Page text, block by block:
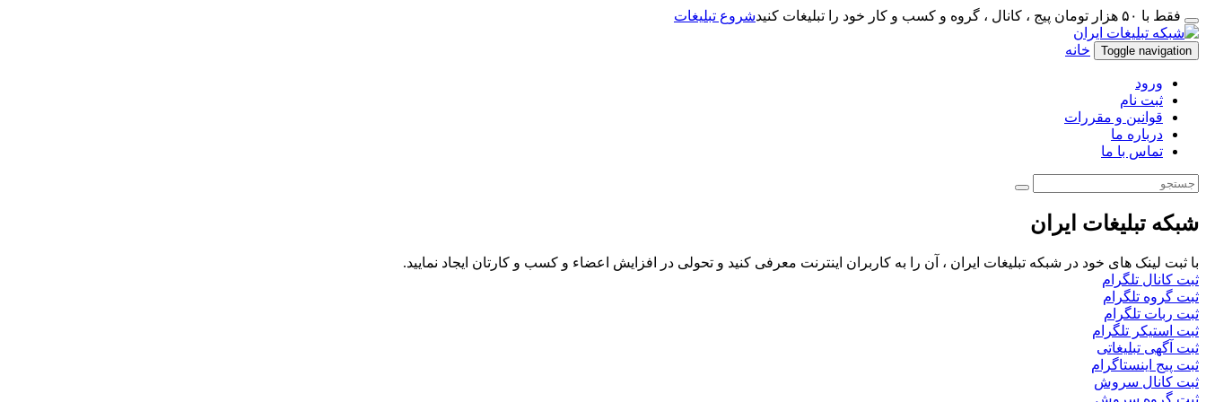
فقط با ۵۰ هزار تومان پیج ، کانال ، گروه و کسب و کار خود را تبلیغات کنید شروع تبلیغات
Toggle navigation خانه
ورود
ثبت نام
قوانین و مقررات
درباره ما
تماس با ما
شبکه تبلیغات ایران
با ثبت لینک های خود در شبکه تبلیغات ایران ، آن را به کاربران اینترنت معرفی کنید و تحولی در افزایش اعضاء و کسب و کارتان ایجاد نمایید.
ثبت کانال تلگرام
ثبت گروه تلگرام
ثبت ربات تلگرام
ثبت استیکر تلگرام
ثبت آگهی تبلیغاتی
ثبت پیج اینستاگرام
ثبت کانال سروش
ثبت گروه سروش